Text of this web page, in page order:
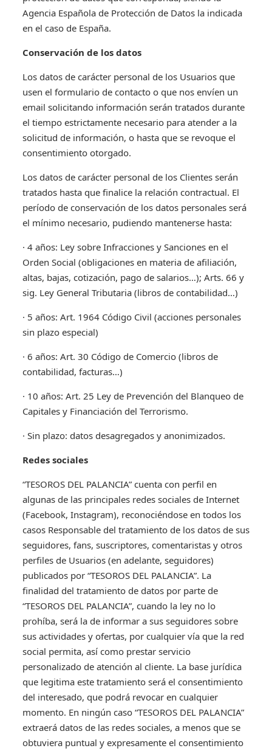
Agencia Española de Protección de Datos la indicada
en el caso de España.
Conservación de los datos
Los datos de carácter personal de los Usuarios que
usen el formulario de contacto o que nos envíen un
email solicitando información serán tratados durante
el tiempo estrictamente necesario para atender a la
solicitud de información, o hasta que se revoque el
consentimiento otorgado.
Los datos de carácter personal de los Clientes serán
tratados hasta que finalice la relación contractual. El
período de conservación de los datos personales será
el mínimo necesario, pudiendo mantenerse hasta:
· 4 años: Ley sobre Infracciones y Sanciones en el
Orden Social (obligaciones en materia de afiliación,
altas, bajas, cotización, pago de salarios…); Arts. 66 y
sig. Ley General Tributaria (libros de contabilidad…)
· 5 años: Art. 1964 Código Civil (acciones personales
sin plazo especial)
· 6 años: Art. 30 Código de Comercio (libros de
contabilidad, facturas…)
· 10 años: Art. 25 Ley de Prevención del Blanqueo de
Capitales y Financiación del Terrorismo.
· Sin plazo: datos desagregados y anonimizados.
Redes sociales
“TESOROS DEL PALANCIA” cuenta con perfil en
algunas de las principales redes sociales de Internet
(Facebook, Instagram), reconociéndose en todos los
casos Responsable del tratamiento de los datos de sus
seguidores, fans, suscriptores, comentaristas y otros
perfiles de Usuarios (en adelante, seguidores)
publicados por “TESOROS DEL PALANCIA”. La
finalidad del tratamiento de datos por parte de
“TESOROS DEL PALANCIA”, cuando la ley no lo
prohíba, será la de informar a sus seguidores sobre
sus actividades y ofertas, por cualquier vía que la red
social permita, así como prestar servicio
personalizado de atención al cliente. La base jurídica
que legitima este tratamiento será el consentimiento
del interesado, que podrá revocar en cualquier
momento. En ningún caso “TESOROS DEL PALANCIA”
extraerá datos de las redes sociales, a menos que se
obtuviera puntual y expresamente el consentimiento